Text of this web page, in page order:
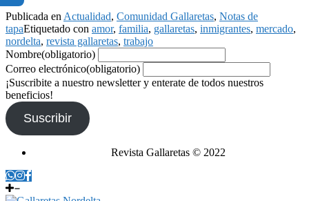
Publicada en Actualidad, Comunidad Gallaretas, Notas de
tapaEtiquetado con amor, familia, gallaretas, inmigrantes, mercado,
nordelta, revista gallaretas, trabajo
Nombre(obligatorio)
Correo electrónico(obligatorio)
¡Suscribite a nuestro newsletter y enterate de todos nuestros
beneficios!
Suscribir
Revista Gallaretas © 2022